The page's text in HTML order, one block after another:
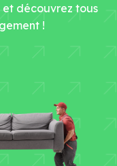
découvrez tous
!